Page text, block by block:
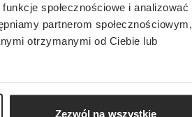
społecznościowe i analizować
partnerom społecznościowym,
otrzymanymi od Ciebie lub
Zezwól na wszystkie